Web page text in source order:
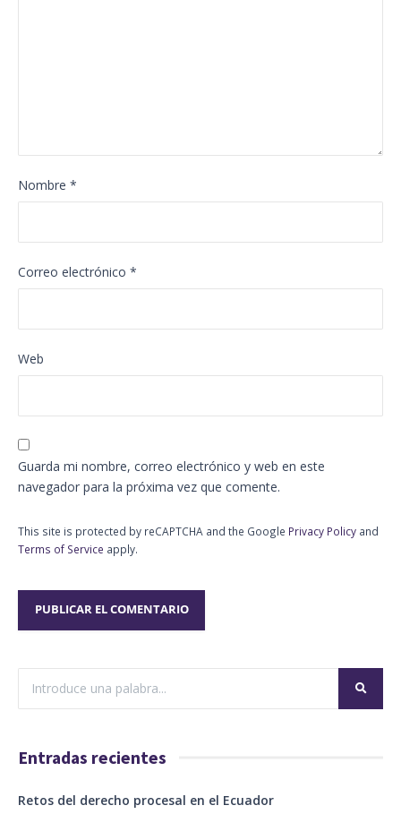
Nombre *
Correo electrónico *
Web
Guarda mi nombre, correo electrónico y web en este
navegador para la próxima vez que comente.
This site is protected by reCAPTCHA and the Google Privacy Policy and
Terms of Service apply.
Entradas recientes
Retos del derecho procesal en el Ecuador